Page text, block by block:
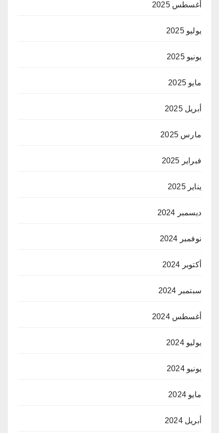
أغسطس 2025
يوليو 2025
يونيو 2025
مايو 2025
أبريل 2025
مارس 2025
فبراير 2025
يناير 2025
ديسمبر 2024
نوفمبر 2024
أكتوبر 2024
سبتمبر 2024
أغسطس 2024
يوليو 2024
يونيو 2024
مايو 2024
أبريل 2024